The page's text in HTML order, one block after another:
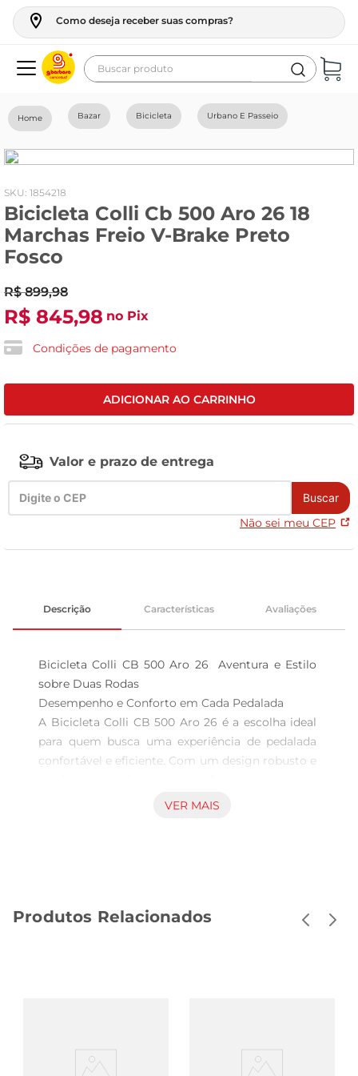
Como deseja receber suas compras?
Buscar produto
Bazar Bicicleta Urbano E Passeio
: 1854218
Bicicleta Colli Cb 500 Aro 26 18
Marchas Freio V-Brake Preto
Fosco
R$ 899,98
R$ 845,98 no Pix
Condições de pagamento
ADICIONAR AO CARRINHO
Valor e prazo de entrega
Buscar
Não sei meu CEP
Descrição Características Avaliações
Bicicleta Colli CB 500 Aro 26  Aventura e Estilo
sobre Duas Rodas
Desempenho e Conforto em Cada Pedalada
A Bicicleta Colli CB 500 Aro 26 é a escolha ideal
para quem busca uma experiência de pedalada
confortável e eficiente. Com um design robusto e
pela cidade ou trilhas em meio à natureza. Seu
Colli CB 500 garante durabilidade e resistência. O
Conforto e Ergonomia
O design ergonômico do selim e do guidão
VER MAIS
Produtos Relacionados
geladeira
fogao
café
cerveja
leite
vinho
leite pó
celular